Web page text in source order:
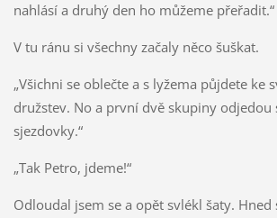
nahlásí a druhý den ho můžeme přeřadit.“
V tu ránu si všechny začaly něco šuškat.
„Všichni se oblečte a s lyžema půjdete ke
družstev. No a první dvě skupiny odjedou
sjezdovky.“
„Tak Petro, jdeme!“
Odloudal jsem se a opět svlékl šaty.